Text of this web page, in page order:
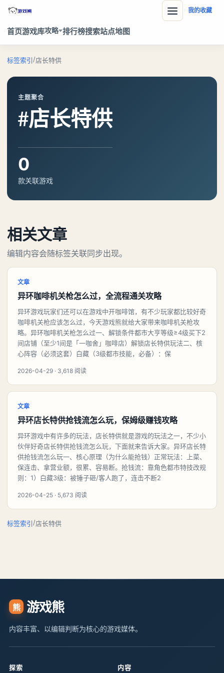
首页游戏库攻略 排行榜搜索站点地图
我的收藏
标签索引/店长特供
主题聚合
#店长特供
0
款关联游戏
相关文章
编辑内容会随标签关联同步出现。
文章
异环咖啡机关枪怎么过，全流程通关攻略
异环游戏玩家们还可以在游戏中开咖啡馆，有不少玩家都比较好奇
咖啡机关枪应该怎么过，今天游戏熊就给大家带来咖啡机关枪攻
略。异环咖啡机关枪怎么过一、解锁条件都市大亨等级≥4级买下2
间店铺（至少1间是「一咖舍」咖啡店）解锁店长特供玩法二、核
心阵容（必须这套）白藏（3级都市技能，必备）：保
2026-04-29 · 3,618 阅读
文章
异环店长特供抢钱流怎么玩，保姆级赚钱攻略
异环游戏中有许多的玩法，店长特供就是游戏的玩法之一，不少小
伙伴好奇店长特供抢钱流怎么玩，下面就来告诉大家。异环店长特
供抢钱流怎么玩一、核心原理（为什么能抢钱）正常玩法：上菜、
保连击、拿营业额，很累、容易断。抢钱流：靠角色都市特技改规
则：1）白藏3级：被锤子砸/客人跑了，连击不断2
2026-04-25 · 5,673 阅读
标签索引/店长特供
熊 游戏熊
内容丰富、以编辑判断为核心的游戏媒体。
探索 内容